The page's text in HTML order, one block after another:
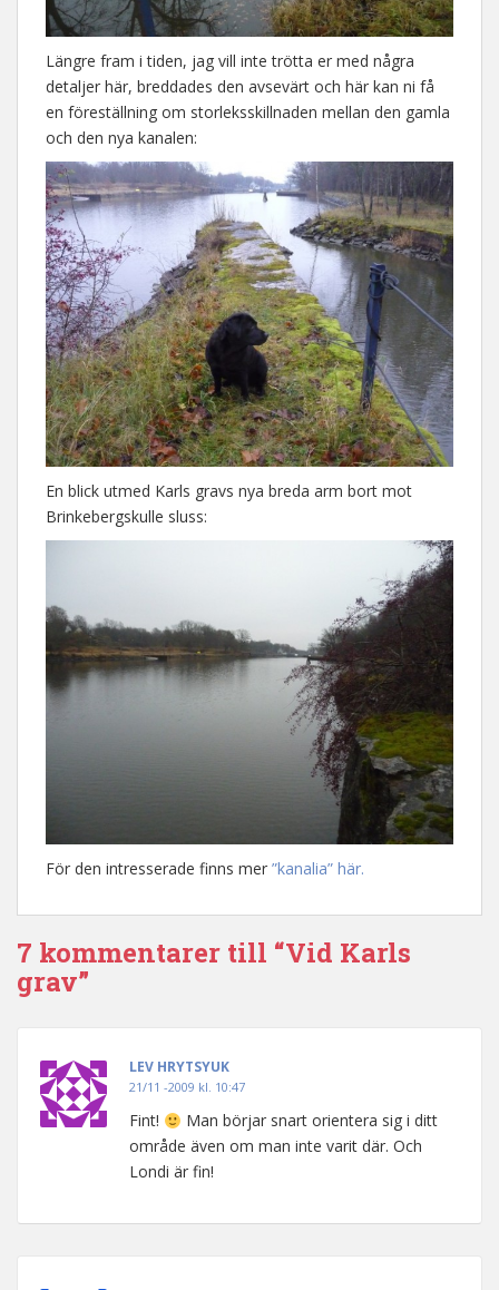
Längre fram i tiden, jag vill inte trötta er med några
detaljer här, breddades den avsevärt och här kan ni få
en föreställning om storleksskillnaden mellan den gamla
och den nya kanalen:
En blick utmed Karls gravs nya breda arm bort mot
Brinkebergskulle sluss:
För den intresserade finns mer ”kanalia” här.
7 kommentarer till “Vid Karls
grav”
LEV HRYTSYUK
21/11 -2009 kl. 10:47
Fint!
Man börjar snart orientera sig i ditt
område även om man inte varit där. Och
Londi är fin!